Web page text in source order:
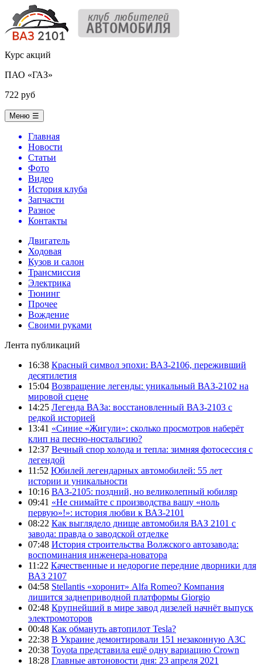
Курс акций
ПАО «ГАЗ»
722 руб
Меню ☰
Главная
Новости
Статьи
Фото
Видео
История клуба
Запчасти
Разное
Контакты
Двигатель
Ходовая
Кузов и салон
Трансмиссия
Электрика
Тюнинг
Прочее
Вождение
Своими руками
Лента публикаций
16:38 Красный символ эпохи: ВАЗ-2106, переживший
десятилетия
15:04 Возвращение легенды: уникальный ВАЗ-2102 на
мировой сцене
14:25 Легенда ВАЗа: восстановленный ВАЗ-2103 с
редкой историей
13:41 «Синие «Жигули»: сколько просмотров наберёт
клип на песню-ностальгию?
12:37 Вечный спор холода и тепла: зимняя фотосессия с
легендой
11:52 Юбилей легендарных автомобилей: 55 лет
истории и уникальности
10:16 ВАЗ-2105: поздний, но великолепный юбиляр
09:41 «Не снимайте с производства вашу «ноль
первую»!»: история любви к ВАЗ-2101
08:22 Как выглядело днище автомобиля ВАЗ 2101 с
завода: правда о заводской отделке
07:48 История строительства Волжского автозавода:
воспоминания инженера-новатора
11:22 Качественные и недорогие передние дворники для
ВАЗ 2107
04:58 Stellantis «хоронит» Alfa Romeo? Компания
лишится заднеприводной платформы Giorgio
02:48 Крупнейший в мире завод дизелей начнёт выпуск
электромоторов
00:48 Как обмануть автопилот Tesla?
22:38 В Украине демонтировали 151 незаконную АЗС
20:38 Toyota представила ещё одну вариацию Crown
18:28 Главные автоновости дня: 23 апреля 2021